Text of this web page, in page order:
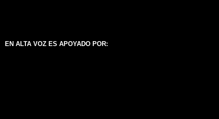
EN ALTA VOZ ES APOYADO POR: